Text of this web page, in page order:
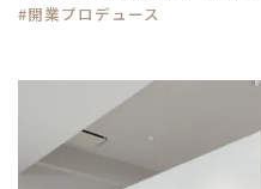
#開業プロデュース